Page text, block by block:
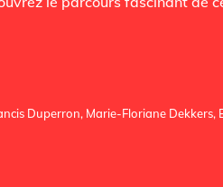
Duperron, Marie-Floriane Dekkers,